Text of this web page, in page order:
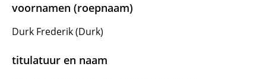
voornamen (roepnaam)
Durk Frederik (Durk)
titulatuur en naam